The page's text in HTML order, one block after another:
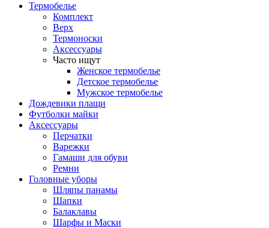
Термобелье
Комплект
Верх
Термоноски
Аксессуары
Часто ищут
Женское термобелье
Детское термобелье
Мужское термобелье
Дождевики плащи
Футболки майки
Аксессуары
Перчатки
Варежки
Гамаши для обуви
Ремни
Головные уборы
Шляпы панамы
Шапки
Балаклавы
Шарфы и Маски